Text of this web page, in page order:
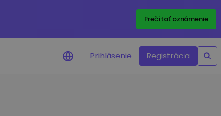
Prečítať oznámenie
Prihlásenie Registrácia